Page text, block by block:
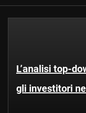
L’analisi top-
gli investitori